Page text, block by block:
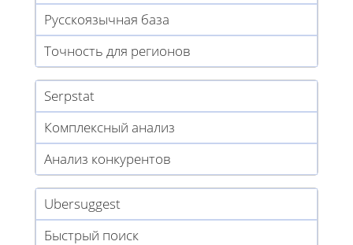
Русскоязычная база
Точность для регионов
Serpstat
Комплексный анализ
Анализ конкурентов
Ubersuggest
Быстрый поиск